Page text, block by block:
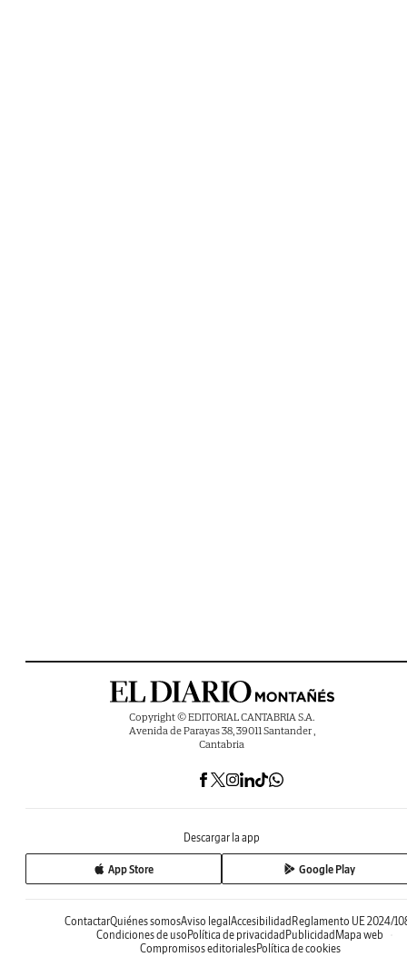
Copyright © EDITORIAL CANTABRIA S.A.
Avenida de Parayas 38, 39011 Santander ,
Cantabria
Descargar la app
App Store Google Play
ContactarQuiénes somosAviso legal Accesibilidad Reglamento UE 2024/
Condiciones de uso Política de privacidad Publicidad Mapa web
Compromisos editorialesPolítica de cookies